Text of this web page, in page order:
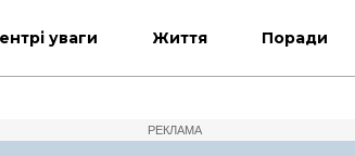
уваги Життя Поради
РЕКЛАМА